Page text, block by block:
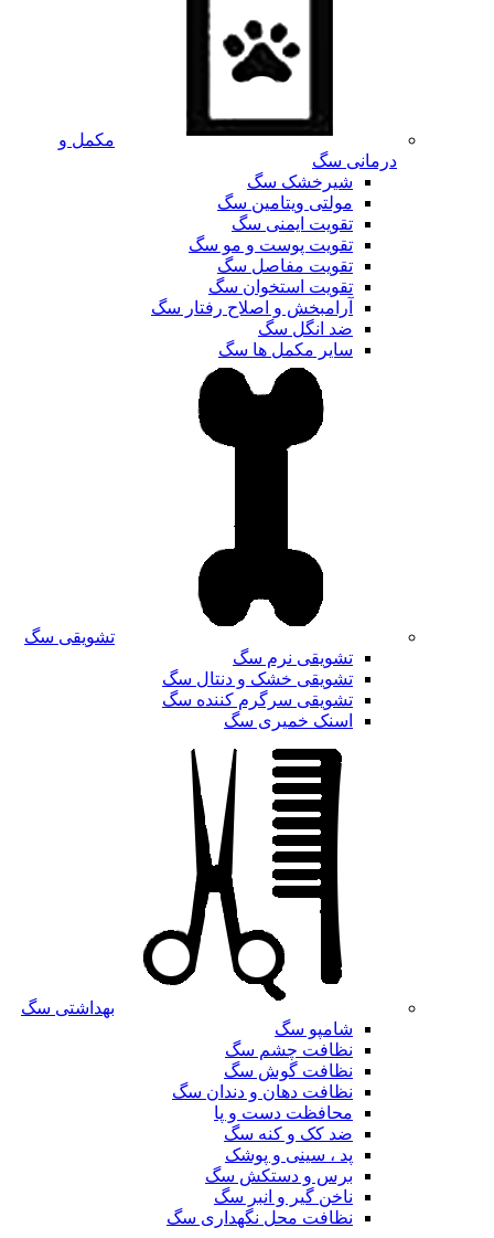
مکمل و
درمانی سگ
شیرخشک سگ
مولتی ویتامین سگ
تقویت ایمنی سگ
تقویت پوست و مو سگ
تقویت مفاصل سگ
تقویت استخوان سگ
آرامبخش و اصلاح رفتار سگ
ضد انگل سگ
سایر مکمل ها سگ
تشویقی سگ
تشویقی نرم سگ
تشویقی خشک و دنتال سگ
تشویقی سرگرم کننده سگ
اسنک خمیری سگ
بهداشتی سگ
شامپو سگ
نظافت چشم سگ
نظافت گوش سگ
نظافت دهان و دندان سگ
محافظت دست و پا
ضد کک و کنه سگ
پد ، سینی و پوشک
برس و دستکش سگ
ناخن گیر و انبر سگ
نظافت محل نگهداری سگ